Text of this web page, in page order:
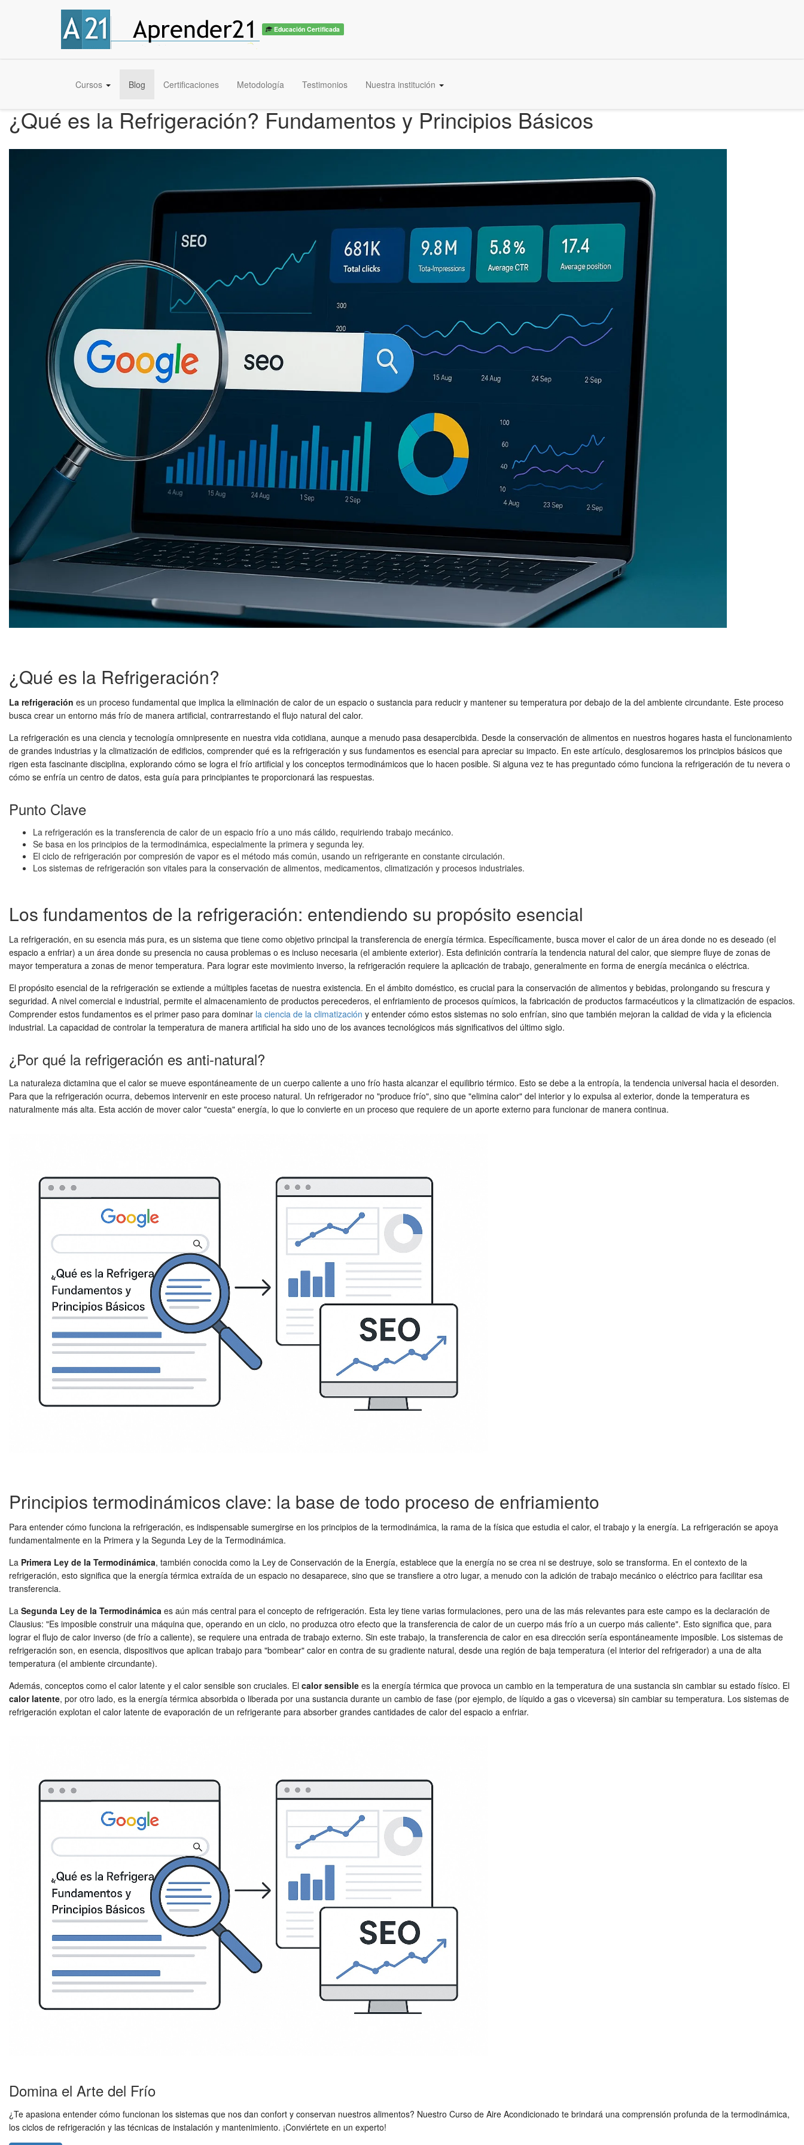
Educación Certificada
Cursos Blog Certificaciones Metodología Testimonios Nuestra institución
¿Qué es la Refrigeración? Fundamentos y Principios Básicos
¿Qué es la Refrigeración?
La refrigeración es un proceso fundamental que implica la eliminación de calor de un espacio o sustancia para reducir y mantener su temperatura por debajo de la del ambiente circundante. Este proceso
busca crear un entorno más frío de manera artificial, contrarrestando el flujo natural del calor.
La refrigeración es una ciencia y tecnología omnipresente en nuestra vida cotidiana, aunque a menudo pasa desapercibida. Desde la conservación de alimentos en nuestros hogares hasta el funcionamiento
de grandes industrias y la climatización de edificios, comprender qué es la refrigeración y sus fundamentos es esencial para apreciar su impacto. En este artículo, desglosaremos los principios básicos que
rigen esta fascinante disciplina, explorando cómo se logra el frío artificial y los conceptos termodinámicos que lo hacen posible. Si alguna vez te has preguntado cómo funciona la refrigeración de tu nevera o
cómo se enfría un centro de datos, esta guía para principiantes te proporcionará las respuestas.
Punto Clave
La refrigeración es la transferencia de calor de un espacio frío a uno más cálido, requiriendo trabajo mecánico.
Se basa en los principios de la termodinámica, especialmente la primera y segunda ley.
El ciclo de refrigeración por compresión de vapor es el método más común, usando un refrigerante en constante circulación.
Los sistemas de refrigeración son vitales para la conservación de alimentos, medicamentos, climatización y procesos industriales.
Los fundamentos de la refrigeración: entendiendo su propósito esencial
La refrigeración, en su esencia más pura, es un sistema que tiene como objetivo principal la transferencia de energía térmica. Específicamente, busca mover el calor de un área donde no es deseado (el
espacio a enfriar) a un área donde su presencia no causa problemas o es incluso necesaria (el ambiente exterior). Esta definición contraría la tendencia natural del calor, que siempre fluye de zonas de
mayor temperatura a zonas de menor temperatura. Para lograr este movimiento inverso, la refrigeración requiere la aplicación de trabajo, generalmente en forma de energía mecánica o eléctrica.
El propósito esencial de la refrigeración se extiende a múltiples facetas de nuestra existencia. En el ámbito doméstico, es crucial para la conservación de alimentos y bebidas, prolongando su frescura y
seguridad. A nivel comercial e industrial, permite el almacenamiento de productos perecederos, el enfriamiento de procesos químicos, la fabricación de productos farmacéuticos y la climatización de espacios.
Comprender estos fundamentos es el primer paso para dominar la ciencia de la climatización y entender cómo estos sistemas no solo enfrían, sino que también mejoran la calidad de vida y la eficiencia
industrial. La capacidad de controlar la temperatura de manera artificial ha sido uno de los avances tecnológicos más significativos del último siglo.
¿Por qué la refrigeración es anti-natural?
La naturaleza dictamina que el calor se mueve espontáneamente de un cuerpo caliente a uno frío hasta alcanzar el equilibrio térmico. Esto se debe a la entropía, la tendencia universal hacia el desorden.
Para que la refrigeración ocurra, debemos intervenir en este proceso natural. Un refrigerador no "produce frío", sino que "elimina calor" del interior y lo expulsa al exterior, donde la temperatura es
naturalmente más alta. Esta acción de mover calor "cuesta" energía, lo que lo convierte en un proceso que requiere de un aporte externo para funcionar de manera continua.
Principios termodinámicos clave: la base de todo proceso de enfriamiento
Para entender cómo funciona la refrigeración, es indispensable sumergirse en los principios de la termodinámica, la rama de la física que estudia el calor, el trabajo y la energía. La refrigeración se apoya
fundamentalmente en la Primera y la Segunda Ley de la Termodinámica.
La Primera Ley de la Termodinámica, también conocida como la Ley de Conservación de la Energía, establece que la energía no se crea ni se destruye, solo se transforma. En el contexto de la
refrigeración, esto significa que la energía térmica extraída de un espacio no desaparece, sino que se transfiere a otro lugar, a menudo con la adición de trabajo mecánico o eléctrico para facilitar esa
transferencia.
La Segunda Ley de la Termodinámica es aún más central para el concepto de refrigeración. Esta ley tiene varias formulaciones, pero una de las más relevantes para este campo es la declaración de
Clausius: "Es imposible construir una máquina que, operando en un ciclo, no produzca otro efecto que la transferencia de calor de un cuerpo más frío a un cuerpo más caliente". Esto significa que, para
lograr el flujo de calor inverso (de frío a caliente), se requiere una entrada de trabajo externo. Sin este trabajo, la transferencia de calor en esa dirección sería espontáneamente imposible. Los sistemas de
refrigeración son, en esencia, dispositivos que aplican trabajo para "bombear" calor en contra de su gradiente natural, desde una región de baja temperatura (el interior del refrigerador) a una de alta
temperatura (el ambiente circundante).
Además, conceptos como el calor latente y el calor sensible son cruciales. El calor sensible es la energía térmica que provoca un cambio en la temperatura de una sustancia sin cambiar su estado físico. El
calor latente, por otro lado, es la energía térmica absorbida o liberada por una sustancia durante un cambio de fase (por ejemplo, de líquido a gas o viceversa) sin cambiar su temperatura. Los sistemas de
refrigeración explotan el calor latente de evaporación de un refrigerante para absorber grandes cantidades de calor del espacio a enfriar.
Domina el Arte del Frío
¿Te apasiona entender cómo funcionan los sistemas que nos dan confort y conservan nuestros alimentos? Nuestro Curso de Aire Acondicionado te brindará una comprensión profunda de la termodinámica,
los ciclos de refrigeración y las técnicas de instalación y mantenimiento. ¡Conviértete en un experto!